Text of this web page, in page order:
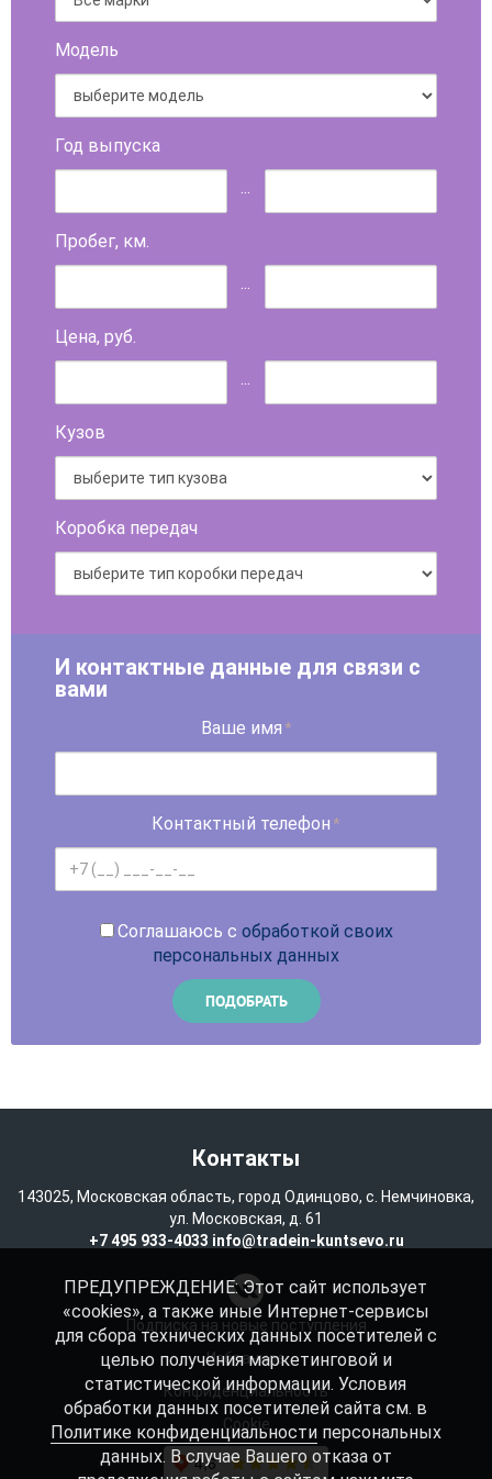
Модель
Год выпуска
...
Пробег, км.
...
Цена, руб.
...
Кузов
Коробка передач
И контактные данные для связи с
вами
Ваше имя *
Контактный телефон *
Соглашаюсь с обработкой своих
персональных данных
Контакты
143025, Московская область, город Одинцово, с. Немчиновка,
ул. Московская, д. 61
+7 495 933-4033 info@tradein-kuntsevo.ru
Подписка на новые поступления
Избранное
Конфиденциальность
Cookie
ПРЕДУПРЕЖДЕНИЕ: Этот сайт использует
«cookies», а также иные Интернет-сервисы
для сбора технических данных посетителей с
целью получения маркетинговой и
статистической информации. Условия
обработки данных посетителей сайта см. в
Политике конфиденциальностиперсональных
данных. В случае Вашего отказа от